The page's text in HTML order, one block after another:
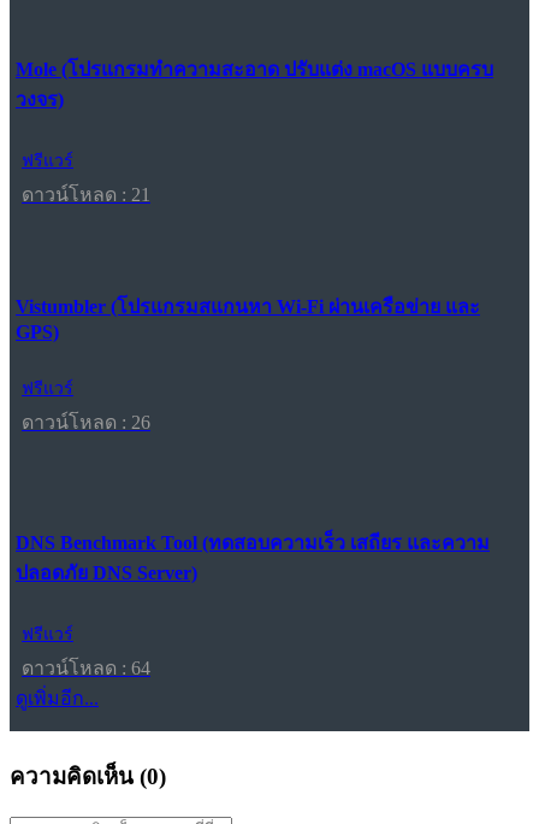
Mole (โปรแกรมทำความสะอาด ปรับแต่ง macOS แบบครบ
วงจร)
ฟรีแวร์
ดาวน์โหลด : 21
Vistumbler (โปรแกรมสแกนหา Wi-Fi ผ่านเครือข่าย และ
GPS)
ฟรีแวร์
ดาวน์โหลด : 26
DNS Benchmark Tool (ทดสอบความเร็ว เสถียร และความ
ปลอดภัย DNS Server)
ฟรีแวร์
ดาวน์โหลด : 64
ดูเพิ่มอีก...
ความคิดเห็น (0)